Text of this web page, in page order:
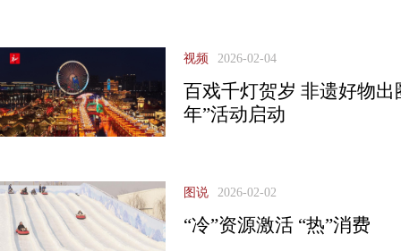
视频 2026-02-04
百戏千灯贺岁 非遗好物
年”活动启动
图说 2026-02-02
“冷”资源激活 “热”消费